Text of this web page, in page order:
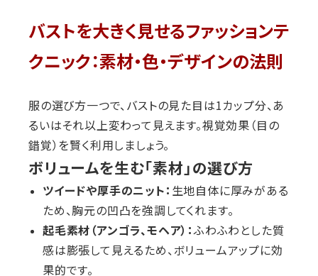
バストを大きく見せるファッションテ
クニック：素材・色・デザインの法則
服の選び方一つで、バストの見た目は1カップ分、あ
るいはそれ以上変わって見えます。視覚効果（目の
錯覚）を賢く利用しましょう。
ボリュームを生む「素材」の選び方
ツイードや厚手のニット： 生地自体に厚みがある
ため、胸元の凹凸を強調してくれます。
起毛素材（アンゴラ、モヘア）：ふわふわとした質
感は膨張して見えるため、ボリュームアップに効
果的です。